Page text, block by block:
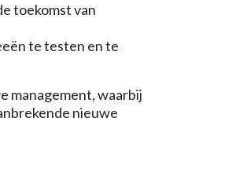
toekomst van
te testen en te
management, waarbij
nieuwe